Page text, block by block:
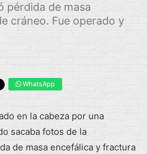
pérdida de masa
cráneo. Fue operado y
WhatsApp
en la cabeza por una
sacaba fotos de la
de masa encefálica y fractura